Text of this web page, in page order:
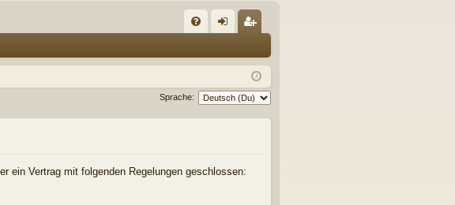
Q m
el
de
ist
rie
re
Sprache:
ein Vertrag mit folgenden Regelungen geschlossen: